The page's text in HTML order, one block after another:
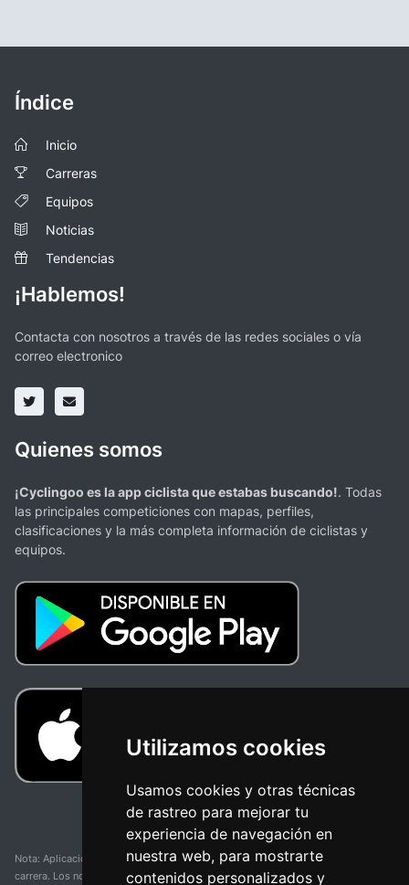
Utilizamos cookies
Usamos cookies y otras técnicas
de rastreo para mejorar tu
experiencia de navegación en
nuestra web, para mostrarte
contenidos personalizados y
Índice
Inicio
Carreras
Equipos
Noticias
Tendencias
¡Hablemos!
Contacta con nosotros a través de las redes sociales o vía
correo electronico
Quienes somos
¡Cyclingoo es la app ciclista que estabas buscando!. Todas
las principales competiciones con mapas, perfiles,
clasificaciones y la más completa información de ciclistas y
equipos.
Nota: Aplicación y web no oficial y no relacionada con ninguna organización o
carrera. Los nombres de equipos, competiciones, marcas comerciales y